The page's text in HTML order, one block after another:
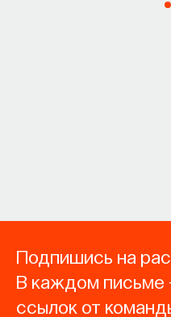
Подпишись на
В каждом письме
ссылок от